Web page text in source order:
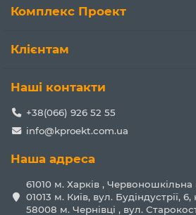
Комплекс Проект
Клієнтам
Наші контакти
+38(066) 926 52 55
info@kproekt.com.ua
Наша адреса
61010 м. Харків ,
01013 м. Київ, вул. Будіндустрії,
58008 м. Чернівці , вул.